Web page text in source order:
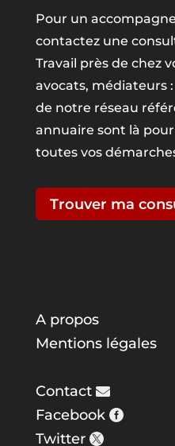
Pour un
contactez une
Travail près de chez
avocats, médiateurs
de notre réseau
annuaire sont là
toutes vos
Trouver ma
A propos
Mentions légales
Contact
Facebook
Twitter